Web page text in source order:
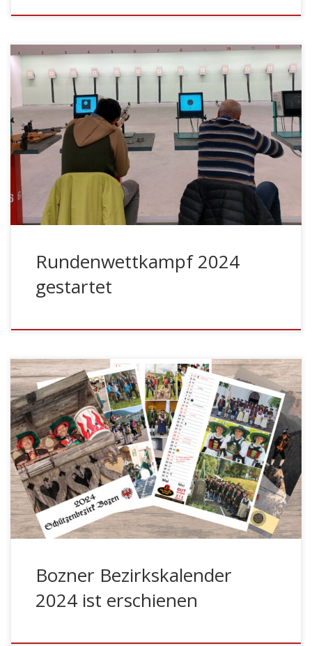
KALTERN – Vergangenen Freitag startete in Kaltern der
Rundenwettkampf des Bezirks Bozen.
Marketenderinnen, Schützen und Jungschützen aus den
Kompanien des Bezirks Bozen haben sich am Freitag in
Kaltern getroffen, um sich im Schießen zu messen. Am
Freitag, den 09. Februar, geht es im Schießstand von
Terlan weiter. Hier alle […]
Rundenwettkampf 2024
gestartet
BOZEN – Der neue Bezirkskalender des Schützenbezirks
Bozen ist da! Der Kalender erscheint heuer zum neunten
Mal und kann bei den Kompanien des Bezirkes
erworben werden. Der Kalender zeigt auf farbenfrohen
Bildern Marketenderinnen, Schützen und Jungschützen
aus allen Schützenkompanien des Bezirkes Bozen. Die
Kalenderfotos wurden heuer von den einzelnen
Kompanien […]
Bozner Bezirkskalender
2024 ist erschienen